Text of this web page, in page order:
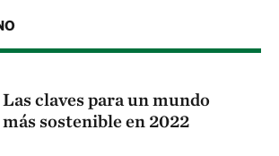
Las claves para un mundo
más sostenible en 2022